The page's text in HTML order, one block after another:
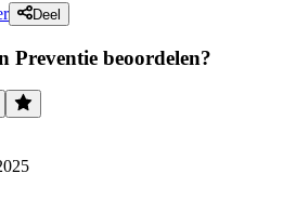
Deel
Preventie beoordelen?